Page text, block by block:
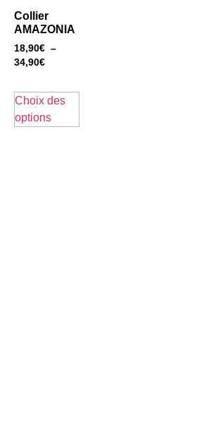
Collier
AMAZONIA
18,90€ –
34,90€
Choix des
options